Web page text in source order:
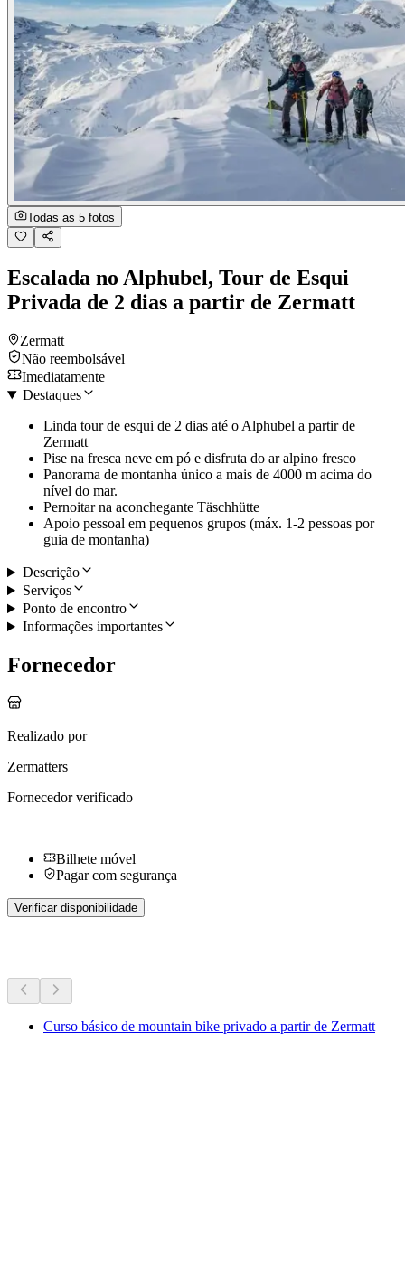
Todas as 5 fotos
Escalada no Alphubel, Tour de Esqui
Privada de 2 dias a partir de Zermatt
Zermatt
Não reembolsável
Imediatamente
Destaques
Linda tour de esqui de 2 dias até o Alphubel a partir de
Zermatt
Pise na fresca neve em pó e disfruta do ar alpino fresco
Panorama de montanha único a mais de 4000 m acima do
nível do mar.
Pernoitar na aconchegante Täschhütte
Apoio pessoal em pequenos grupos (máx. 1-2 pessoas por
guia de montanha)
Descrição
Serviços
Ponto de encontro
Informações importantes
Fornecedor
Realizado por
Zermatters
Fornecedor verificado
Bilhete móvel
Pagar com segurança
Verificar disponibilidade
Curso básico de mountain bike privado a partir de Zermatt